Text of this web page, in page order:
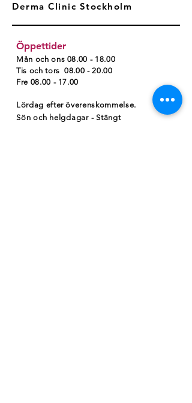
Derma Clinic Stockholm
Öppettider
Mån och ons 08.00 - 18.00
Tis och tors 08.00 - 20.00
Fre 08.00 - 17.00
Lördag efter överenskommelse.
Sön och helgdagar - Stängt